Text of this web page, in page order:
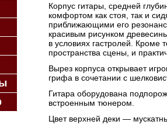
Корпус гитары, средней
комфортом как стоя, так и
приближающими его резонанс
красивым рисунком
в условиях гастролей. Кроме
пространства сцены, и
Вырез корпуса открывает
грифа в сочетании с
Гитара оборудована
встроенным тюнером.
Цвет верхней деки —